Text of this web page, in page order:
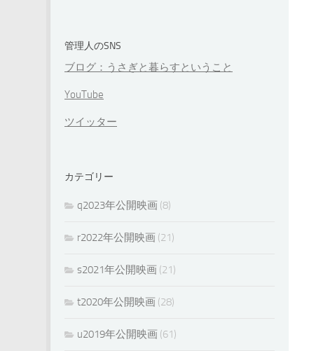
管理人のSNS
ブログ：うさぎと暮らすということ
YouTube
ツイッター
カテゴリー
q2023年公開映画 (8)
r2022年公開映画 (21)
s2021年公開映画 (21)
t2020年公開映画 (28)
u2019年公開映画 (61)